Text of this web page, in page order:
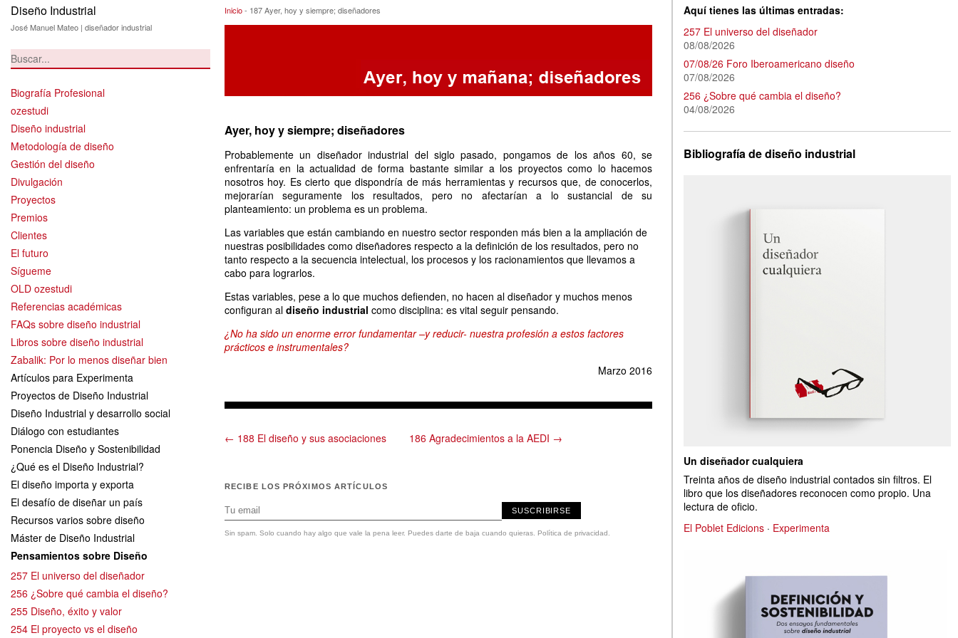
Diseño Industrial
José Manuel Mateo | diseñador industrial
Biografía Profesional
ozestudi
Diseño industrial
Metodología de diseño
Gestión del diseño
Divulgación
Proyectos
Premios
Clientes
El futuro
Sígueme
OLD ozestudi
Referencias académicas
FAQs sobre diseño industrial
Libros sobre diseño industrial
Zabalik: Por lo menos diseñar bien
Artículos para Experimenta
Proyectos de Diseño Industrial
Diseño Industrial y desarrollo social
Diálogo con estudiantes
Ponencia Diseño y Sostenibilidad
¿Qué es el Diseño Industrial?
El diseño importa y exporta
El desafío de diseñar un país
Recursos varios sobre diseño
Máster de Diseño Industrial
Pensamientos sobre Diseño
257 El universo del diseñador
256 ¿Sobre qué cambia el diseño?
255 Diseño, éxito y valor
254 El proyecto vs el diseño
187 Ayer, hoy y siempre; diseñadores
Inicio- 187 Ayer, hoy y siempre; diseñadores
Ayer, hoy y siempre; diseñadores
Probablemente un diseñador industrial del siglo pasado, pongamos de los años 60, se
enfrentaría en la actualidad de forma bastante similar a los proyectos como lo hacemos
nosotros hoy. Es cierto que dispondría de más herramientas y recursos que, de conocerlos,
mejorarían seguramente los resultados, pero no afectarían a lo sustancial de su
planteamiento: un problema es un problema.
Las variables que están cambiando en nuestro sector responden más bien a la ampliación de
nuestras posibilidades como diseñadores respecto a la definición de los resultados, pero no
tanto respecto a la secuencia intelectual, los procesos y los racionamientos que llevamos a
cabo para lograrlos.
Estas variables, pese a lo que muchos defienden, no hacen al diseñador y muchos menos
configuran al diseño industrial como disciplina: es vital seguir pensando.
¿No ha sido un enorme error fundamentar –y reducir- nuestra profesión a estos factores
prácticos e instrumentales?
Marzo 2016
← 188 El diseño y sus asociaciones 186 Agradecimientos a la AEDI →
RECIBE LOS PRÓXIMOS ARTÍCULOS
SUSCRIBIRSE
Sin spam. Solo cuando hay algo que vale la pena leer. Puedes darte de baja cuando quieras. Política de privacidad
Aquí tienes las últimas entradas:
257 El universo del diseñador
08/08/2026
07/08/26 Foro Iberoamericano diseño
07/08/2026
256 ¿Sobre qué cambia el diseño?
04/08/2026
Bibliografía de diseño industrial
Un diseñador cualquiera
Treinta años de diseño industrial contados sin filtros. El
libro que los diseñadores reconocen como propio. Una
lectura de oficio.
El Poblet Edicions · Experimenta